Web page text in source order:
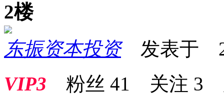
2楼
东振资本投资发表于
VIP3 粉丝 41 关注 3